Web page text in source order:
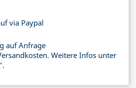
via Paypal
auf Anfrage
Weitere Infos unter